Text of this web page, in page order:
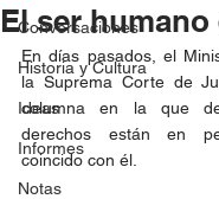
Conversaciones
Historia y Cultura
Ideas
Informes
Notas
El ser
En días pasados, el
la Suprema Corte de
columna en la que
derechos están en
coincido con él.